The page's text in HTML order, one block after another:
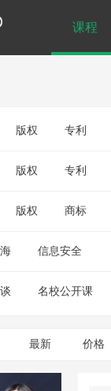
课程
版权 专利
版权 专利
版权 商标
信息安全
名校公开课
最新 价格